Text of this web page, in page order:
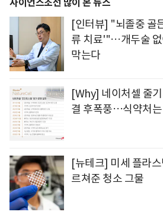
사이언스조선 많이 본 뉴스
[인터뷰] "뇌졸중 골
류 치료'"…개두술 없
막는다
[Why] 네이처셀 줄
결 후폭풍…식약처는
[뉴테크] 미세 플라
르쳐준 청소 그물